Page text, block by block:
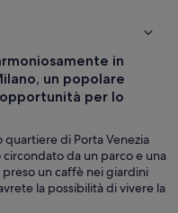
in
un popolare
per lo
di Porta Venezia
da un parco e una
un caffè nei giardini
la possibilità di vivere la